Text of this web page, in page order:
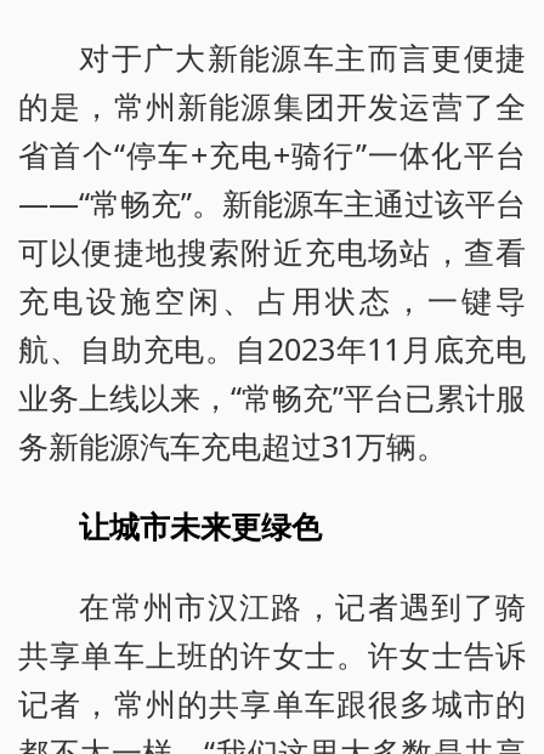
对于广大新能源车主而言更便捷
的是，常州新能源集团开发运营了全
省首个“停车+充电+骑行”一体化平台
——“常畅充”。新能源车主通过该平台
可以便捷地搜索附近充电场站，查看
充电设施空闲、占用状态，一键导
航、自助充电。自2023年11月底充电
业务上线以来，“常畅充”平台已累计服
务新能源汽车充电超过31万辆。
让城市未来更绿色
在常州市汉江路，记者遇到了骑
共享单车上班的许女士。许女士告诉
记者，常州的共享单车跟很多城市的